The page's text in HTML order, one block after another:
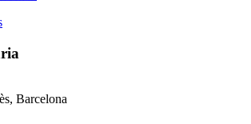
Barcelona